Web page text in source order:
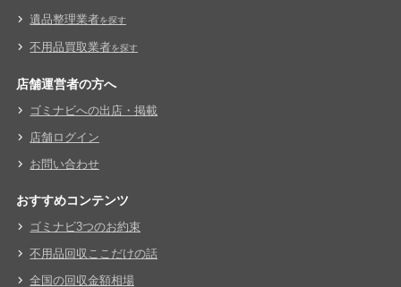
遺品整理業者を探す
不用品買取業者を探す
店舗運営者の方へ
ゴミナビへの出店・掲載
店舗ログイン
お問い合わせ
おすすめコンテンツ
ゴミナビ3つのお約束
不用品回収ここだけの話
全国の回収金額相場